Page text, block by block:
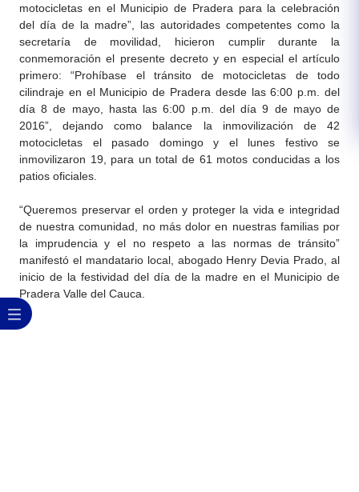
motocicletas en el Municipio de Pradera para la celebración
del día de la madre”, las autoridades competentes como la
secretaría de movilidad, hicieron cumplir durante la
conmemoración el presente decreto y en especial el artículo
primero: “Prohíbase el tránsito de motocicletas de todo
cilindraje en el Municipio de Pradera desde las 6:00 p.m. del
día 8 de mayo, hasta las 6:00 p.m. del día 9 de mayo de
2016”, dejando como balance la inmovilización de 42
motocicletas el pasado domingo y el lunes festivo se
inmovilizaron 19, para un total de 61 motos conducidas a los
patios oficiales.
“Queremos preservar el orden y proteger la vida e integridad
de nuestra comunidad, no más dolor en nuestras familias por
la imprudencia y el no respeto a las normas de tránsito”
manifestó el mand​atario local, abogado Henry Devia Prado, al
inicio de la festividad del día de la madre en el Municipio de
Pradera Valle del Cauca.​​